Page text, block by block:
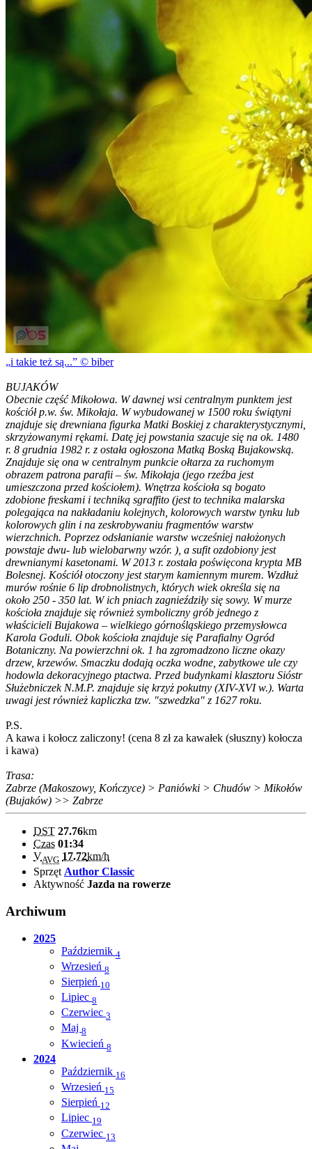
i takie też są... © biber
BUJAKÓW
Obecnie część Mikołowa. W dawnej wsi centralnym punktem jest
kościół p.w. św. Mikołaja. W wybudowanej w 1500 roku świątyni
znajduje się drewniana figurka Matki Boskiej z charakterystycznymi,
skrzyżowanymi rękami. Datę jej powstania szacuje się na ok. 1480
r. 8 grudnia 1982 r. z ostała ogłoszona Matką Boską Bujakowską.
Znajduje się ona w centralnym punkcie ołtarza za ruchomym
obrazem patrona parafii – św. Mikołaja (jego rzeźba jest
umieszczona przed kościołem). Wnętrza kościoła są bogato
zdobione freskami i techniką sgraffito (jest to technika malarska
polegająca na nakładaniu kolejnych, kolorowych warstw tynku lub
kolorowych glin i na zeskrobywaniu fragmentów warstw
wierzchnich. Poprzez odsłanianie warstw wcześniej nałożonych
powstaje dwu- lub wielobarwny wzór. ), a sufit ozdobiony jest
drewnianymi kasetonami. W 2013 r. została poświęcona krypta MB
Bolesnej. Kościół otoczony jest starym kamiennym murem. Wzdłuż
murów rośnie 6 lip drobnolistnych, których wiek określa się na
około 250 - 350 lat. W ich pniach zagnieździły się sowy. W murze
kościoła znajduje się również symboliczny grób jednego z
właścicieli Bujakowa – wielkiego górnośląskiego przemysłowca
Karola Goduli. Obok kościoła znajduje się Parafialny Ogród
Botaniczny. Na powierzchni ok. 1 ha zgromadzono liczne okazy
drzew, krzewów. Smaczku dodają oczka wodne, zabytkowe ule czy
hodowla dekoracyjnego ptactwa. Przed budynkami klasztoru Sióstr
Służebniczek N.M.P. znajduje się krzyż pokutny (XIV-XVI w.). Warta
uwagi jest również kapliczka tzw. "szwedzka" z 1627 roku.
P.S.
A kawa i kołocz zaliczony! (cena 8 zł za kawałek (słuszny) kołocza
i kawa)
Trasa:
Zabrze (Makoszowy, Kończyce) > Paniówki > Chudów > Mikołów
(Bujaków) >> Zabrze
DST 27.76km
Czas 01:34
VAVG 17.72km/h
Sprzęt Author Classic
Aktywność Jazda na rowerze
Archiwum
2025
Październik 4
Wrzesień 8
Sierpień 10
Lipiec 8
Czerwiec 3
Maj 8
Kwiecień 8
2024
Październik 16
Wrzesień 15
Sierpień 12
Lipiec 19
Czerwiec 13